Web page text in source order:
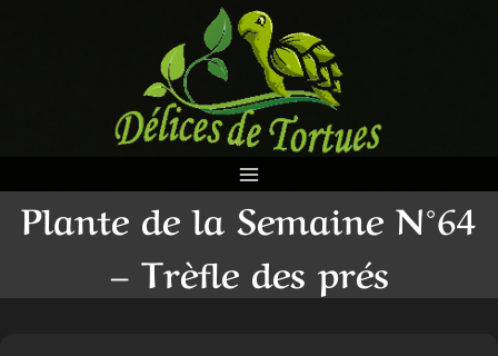
Plante de la Semaine N°64
– Trèfle des prés